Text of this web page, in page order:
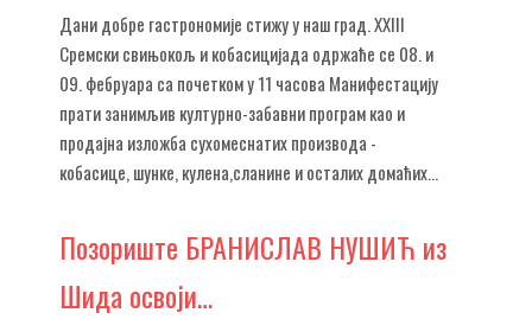
Дани добре гастрономије стижу у наш град. XXIII
Сремски свињокољ и кобасицијада одржаће се 08. и
09. фебруара са почетком у 11 часова Манифестацију
прати занимљив културно-забавни програм као и
продајна изложба сухомеснатих производа -
кобасице, шунке, кулена,сланине и осталих домаћих...
Позориште БРАНИСЛАВ НУШИЋ из
Шида освоји…